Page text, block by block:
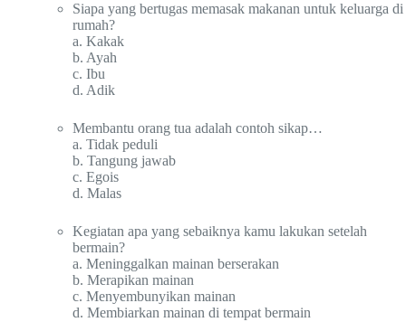
Siapa yang bertugas memasak makanan untuk keluarga di
rumah?
a. Kakak
b. Ayah
c. Ibu
d. Adik
Membantu orang tua adalah contoh sikap…
a. Tidak peduli
b. Tangung jawab
c. Egois
d. Malas
Kegiatan apa yang sebaiknya kamu lakukan setelah
bermain?
a. Meninggalkan mainan berserakan
b. Merapikan mainan
c. Menyembunyikan mainan
d. Membiarkan mainan di tempat bermain